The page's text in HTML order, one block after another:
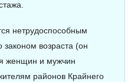
нетрудоспособным
возраста (он
женщин и мужчин
районов Крайнего